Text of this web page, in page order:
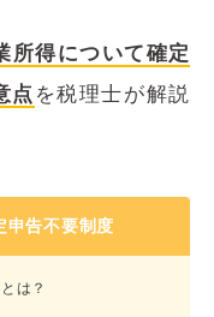
所得について確定
点 を税理士が解説
告不要制度
は？